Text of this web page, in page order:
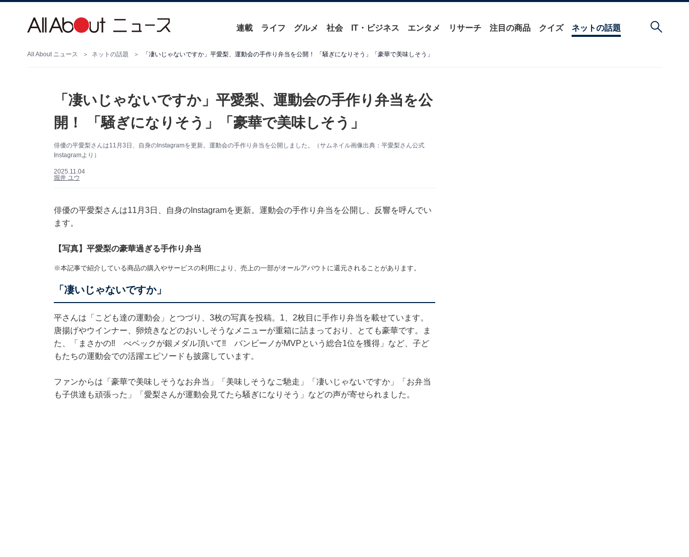
連載 ライフ グルメ 社会 IT・ビジネス エンタメ リサーチ 注目の商品 クイズ ネットの話題
All About ニュース ネットの話題 「凄いじゃないですか」平愛梨、運動会の手作り弁当を公開！ 「騒ぎになりそう」「豪華で美味しそう」
「凄いじゃないですか」平愛梨、運動会の手作り弁当を公
開！ 「騒ぎになりそう」「豪華で美味しそう」
俳優の平愛梨さんは11月3日、自身のInstagramを更新。運動会の手作り弁当を公開しました。（サムネイル画像出典：平愛梨さん公式
Instagramより）
2025.11.04
堀井 ユウ
俳優の平愛梨さんは11月3日、自身のInstagramを更新。運動会の手作り弁当を公開し、反響を呼んでい
ます。
【写真】平愛梨の豪華過ぎる手作り弁当
※本記事で紹介している商品の購入やサービスの利用により、売上の一部がオールアバウトに還元されることがあります。
「凄いじゃないですか」
平さんは「こども達の運動会」とつづり、3枚の写真を投稿。1、2枚目に手作り弁当を載せています。
唐揚げやウインナー、卵焼きなどのおいしそうなメニューが重箱に詰まっており、とても豪華です。ま
た、「まさかの‼︎ べベックが銀メダル頂いて‼︎ バンビーノがMVPという総合1位を獲得」など、子ど
もたちの運動会での活躍エピソードも披露しています。
ファンからは「豪華で美味しそうなお弁当」「美味しそうなご馳走」「凄いじゃないですか」「お弁当
も子供達も頑張った」「愛梨さんが運動会見てたら騒ぎになりそう」などの声が寄せられました。